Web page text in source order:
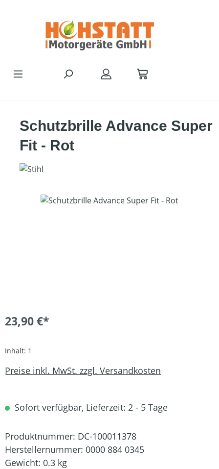
Schutzbrille Advance Super
Fit - Rot
Bildergalerie überspringen
23,90 €*
Inhalt: 1
Preise inkl. MwSt. zzgl. Versandkosten
Sofort verfügbar, Lieferzeit: 2 - 5 Tage
Produktnummer: DC-100011378
Herstellernummer: 0000 884 0345
Gewicht: 0.3 kg